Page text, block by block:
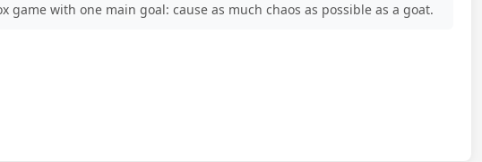
game with one main goal: cause as much chaos as possible as a goat.